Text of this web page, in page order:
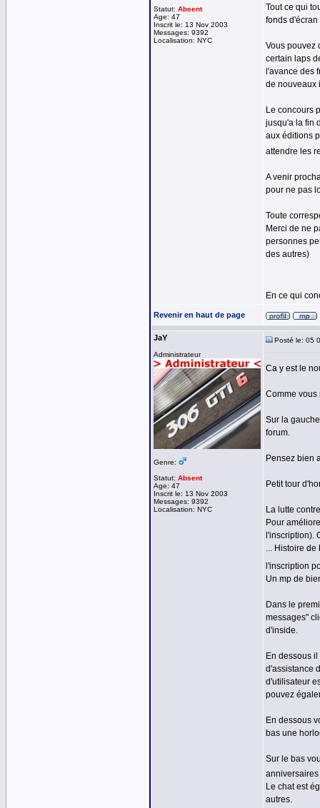
Statut: Absent
Age: 47
Inscrit le: 13 Nov 2003
Messages: 9392
Localisation: NYC
Tout ce qui
fonds
Vous pouvez
certain laps
l'avance des
de nouveaux
Le concours
jusqu'a la fin
aux éditions
attendre les
A venir
pour ne pas
Toute
Merci de ne
personnes
des autres)
En ce qui
Revenir en haut de page
JaY
Administrateur
Genre:
Statut: Absent
Age: 47
Inscrit le: 13 Nov 2003
Messages: 9392
Localisation: NYC
Posté le: 05
Ca y est le
Comme vous
Sur la
forum.
Pensez bien
Petit tour
La lutte
Pour
l'inscription).
... Histoire
l'inscription
Un mp de
Dans le
messages"
d'inside.
En dessous
d'assistance
d'utilisateur
pouvez
En dessous
bas une
Sur le bas
Le chat est
autres.